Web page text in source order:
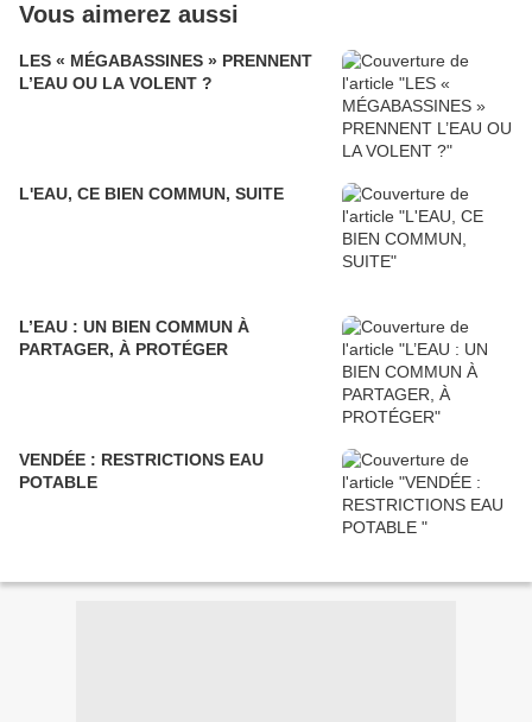
Vous aimerez aussi
LES « MÉGABASSINES » PRENNENT
L’EAU OU LA VOLENT ?
L'EAU, CE BIEN COMMUN, SUITE
L’EAU : UN BIEN COMMUN À
PARTAGER, À PROTÉGER
VENDÉE : RESTRICTIONS EAU
POTABLE